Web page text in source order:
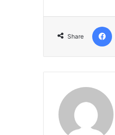
Share